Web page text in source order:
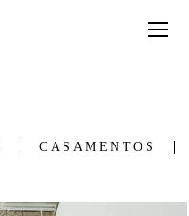
CASAMENTOS